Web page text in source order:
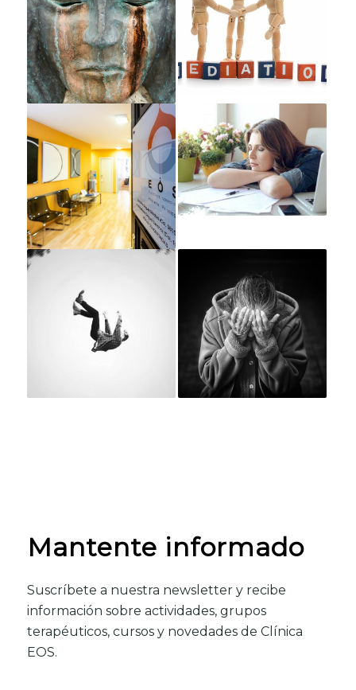
Mantente informado
Suscríbete a nuestra newsletter y recibe
información sobre actividades, grupos
terapéuticos, cursos y novedades de Clínica
EOS.